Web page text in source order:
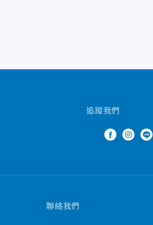
追蹤我們
聯絡我們